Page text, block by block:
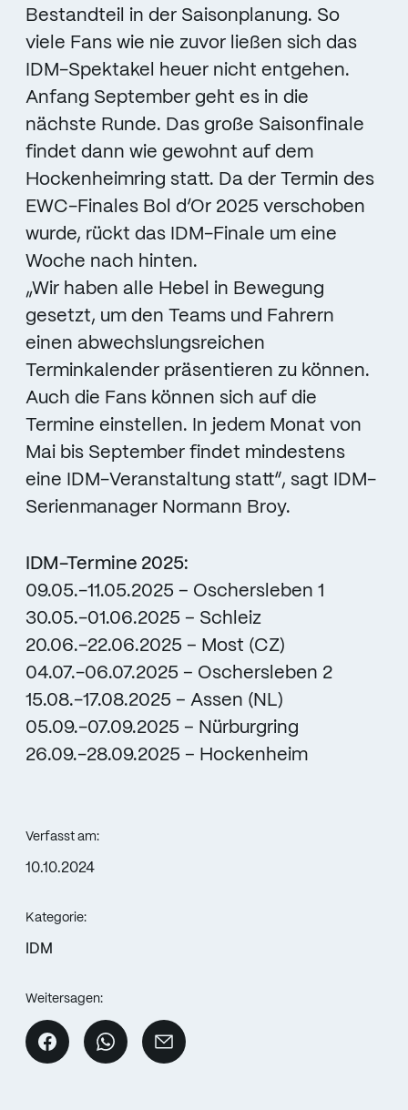
Bestandteil in der Saisonplanung. So
viele Fans wie nie zuvor ließen sich das
IDM-Spektakel heuer nicht entgehen.
Anfang September geht es in die
nächste Runde. Das große Saisonfinale
findet dann wie gewohnt auf dem
Hockenheimring statt. Da der Termin des
EWC-Finales Bol d’Or 2025 verschoben
wurde, rückt das IDM-Finale um eine
Woche nach hinten.
„Wir haben alle Hebel in Bewegung
gesetzt, um den Teams und Fahrern
einen abwechslungsreichen
Terminkalender präsentieren zu können.
Auch die Fans können sich auf die
Termine einstellen. In jedem Monat von
Mai bis September findet mindestens
eine IDM-Veranstaltung statt“, sagt IDM-
Serienmanager Normann Broy.
IDM-Termine 2025:
09.05.-11.05.2025 – Oschersleben 1
30.05.-01.06.2025 – Schleiz
20.06.-22.06.2025 – Most (CZ)
04.07.-06.07.2025 – Oschersleben 2
15.08.-17.08.2025 – Assen (NL)
05.09.-07.09.2025 – Nürburgring
26.09.-28.09.2025 – Hockenheim
Verfasst am:
10.10.2024
Kategorie:
IDM
Weitersagen: